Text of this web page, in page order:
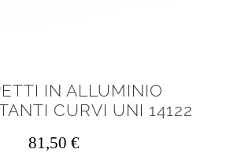
IN ALLUMINIO
CURVI UNI 14122
81,50 €